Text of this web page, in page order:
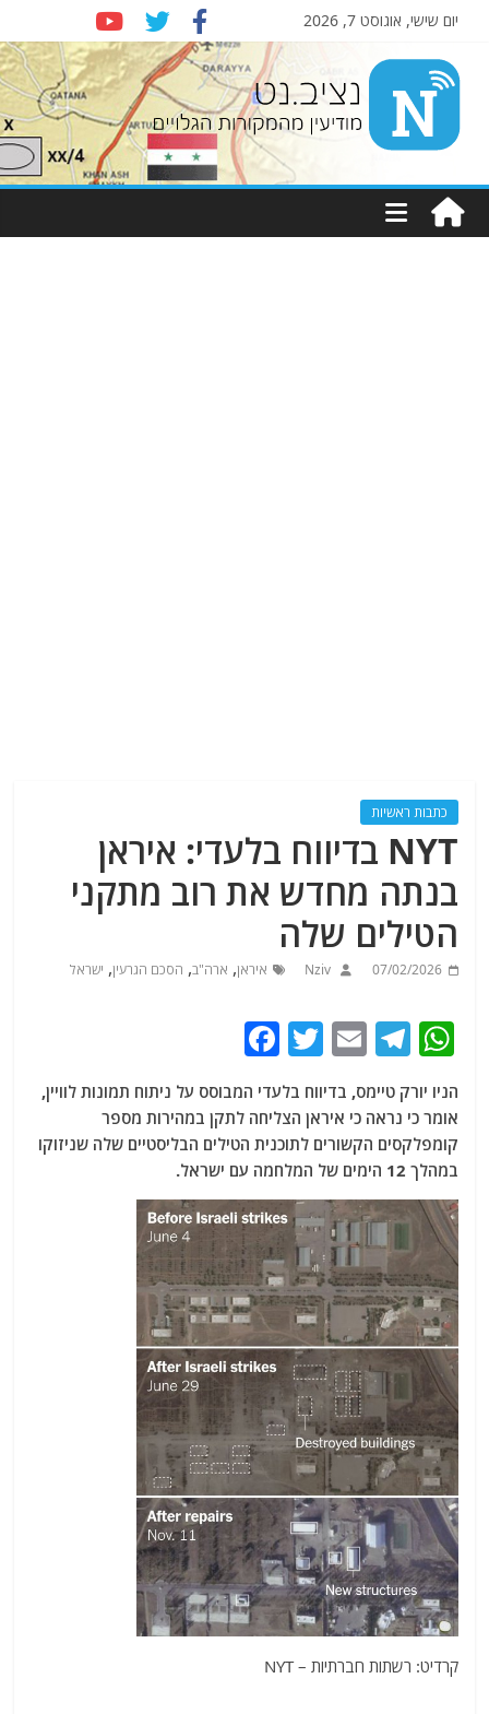
יום שישי, אוגוסט 7, 2026
Nziv.net
מודיעין
מהמקורות
כתבות ראשיות
NYT בדיווח בלעדי: איראן
בנתה מחדש את רוב מתקני
הטילים שלה
07/02/2026
Nziv איראן, ארה"ב, הסכם הגרעין, ישראל
W
at
s
A
p
p
T
e
g
ra
m
E
ai
l
T
w
itt
er
c
e
b
o
o
k
הניו יורק טיימס, בדיווח בלעדי המבוסס על ניתוח תמונות לוויין,
אומר כי נראה כי איראן הצליחה לתקן במהירות מספר
קומפלקסים הקשורים לתוכנית הטילים הבליסטיים שלה שניזוקו
במהלך 12 הימים של המלחמה עם ישראל.
קרדיט: רשתות חברתיות – NYT